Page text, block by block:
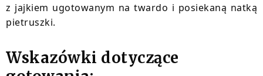
z jajkiem ugotowanym na twardo i posiekaną natką
pietruszki.
Wskazówki dotyczące